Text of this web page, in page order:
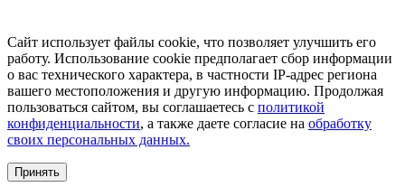
Сайт использует файлы cookie, что позволяет улучшить его
работу. Использование cookie предполагает сбор информации
о вас технического характера, в частности IP-адрес региона
вашего местоположения и другую информацию. Продолжая
пользоваться сайтом, вы соглашаетесь с политикой
конфиденциальности, а также даете согласие на обработку
своих персональных данных.
Принять